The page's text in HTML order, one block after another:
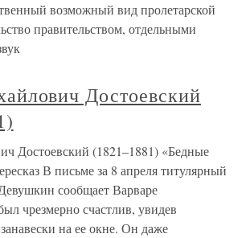
возможный вид пролетарской
правительством, отдельными
Достоевский
Достоевский (1821–1881) «Бедные
В письме за 8 апреля титулярный
сообщает Варваре
чрезмерно счастлив, увидев
на ее окне. Он даже